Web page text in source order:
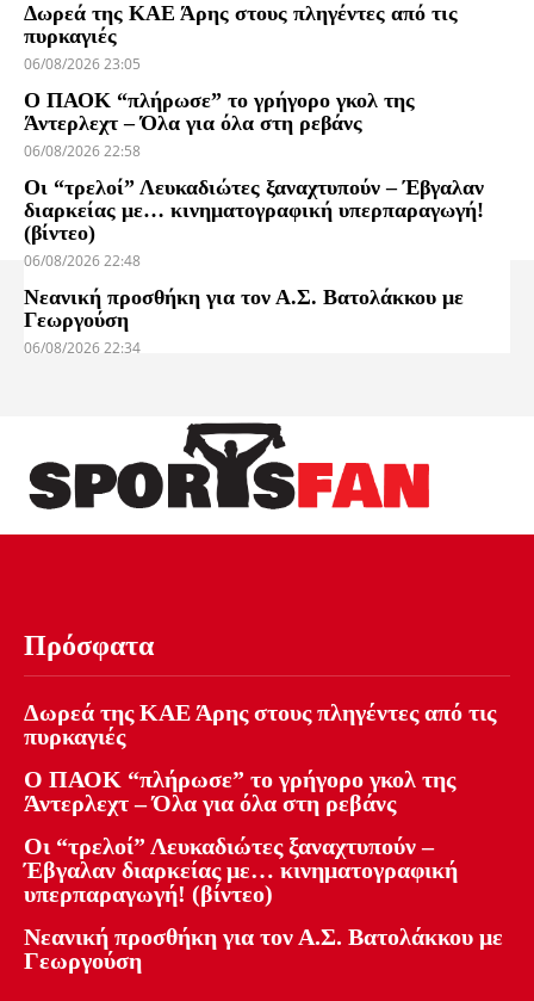
Δωρεά της ΚΑΕ Άρης στους πληγέντες από τις
πυρκαγιές
06/08/2026 23:05
Ο ΠΑΟΚ “πλήρωσε” το γρήγορο γκολ της
Άντερλεχτ – Όλα για όλα στη ρεβάνς
06/08/2026 22:58
Οι “τρελοί” Λευκαδιώτες ξαναχτυπούν – Έβγαλαν
διαρκείας με… κινηματογραφική υπερπαραγωγή!
(βίντεο)
06/08/2026 22:48
Νεανική προσθήκη για τον Α.Σ. Βατολάκκου με
Γεωργούση
06/08/2026 22:34
Πρόσφατα
Δωρεά της ΚΑΕ Άρης στους πληγέντες από τις
πυρκαγιές
Ο ΠΑΟΚ “πλήρωσε” το γρήγορο γκολ της
Άντερλεχτ – Όλα για όλα στη ρεβάνς
Οι “τρελοί” Λευκαδιώτες ξαναχτυπούν –
Έβγαλαν διαρκείας με… κινηματογραφική
υπερπαραγωγή! (βίντεο)
Νεανική προσθήκη για τον Α.Σ. Βατολάκκου με
Γεωργούση